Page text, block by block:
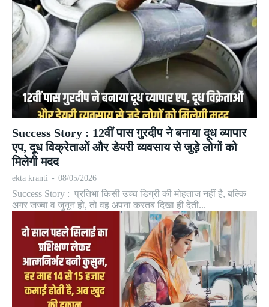
Success Story : 12वीं पास गुरदीप ने बनाया दूध व्यापार
एप, दूध विक्रेताओं और डेयरी व्यवसाय से जुड़े लोगों को
मिलेगी मदद
ekta kranti - 08/05/2026
Success Story : प्रतिभा किसी उच्च डिग्री की मोहताज नहीं है, बल्कि
अगर जज्बा व जुनून हो, तो वह अपना करतब दिखा ही देती...